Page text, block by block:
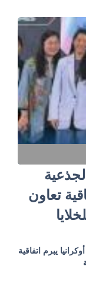
تعاون
يبرم اتفاقية